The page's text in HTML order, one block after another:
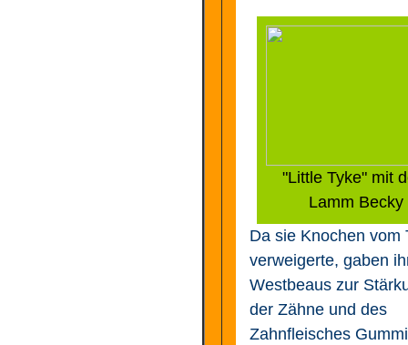
"Little Tyke" mit
Lamm Becky
Da sie Knochen vom
verweigerte, gaben
Westbeaus zur
der Zähne und des
Zahnfleisches